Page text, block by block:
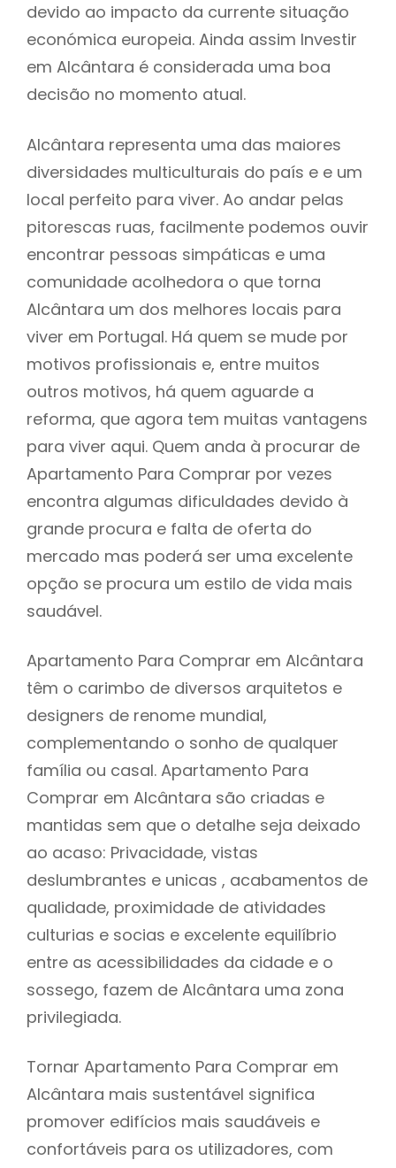
devido ao impacto da currente situação
económica europeia. Ainda assim Investir
em Alcântara é considerada uma boa
decisão no momento atual.
Alcântara representa uma das maiores
diversidades multiculturais do país e e um
local perfeito para viver. Ao andar pelas
pitorescas ruas, facilmente podemos ouvir
encontrar pessoas simpáticas e uma
comunidade acolhedora o que torna
Alcântara um dos melhores locais para
viver em Portugal. Há quem se mude por
motivos profissionais e, entre muitos
outros motivos, há quem aguarde a
reforma, que agora tem muitas vantagens
para viver aqui. Quem anda à procurar de
Apartamento Para Comprar por vezes
encontra algumas dificuldades devido à
grande procura e falta de oferta do
mercado mas poderá ser uma excelente
opção se procura um estilo de vida mais
saudável.
Apartamento Para Comprar em Alcântara
têm o carimbo de diversos arquitetos e
designers de renome mundial,
complementando o sonho de qualquer
família ou casal. Apartamento Para
Comprar em Alcântara são criadas e
mantidas sem que o detalhe seja deixado
ao acaso: Privacidade, vistas
deslumbrantes e unicas , acabamentos de
qualidade, proximidade de atividades
culturias e socias e excelente equilíbrio
entre as acessibilidades da cidade e o
sossego, fazem de Alcântara uma zona
privilegiada.
Tornar Apartamento Para Comprar em
Alcântara mais sustentável significa
promover edifícios mais saudáveis e
confortáveis para os utilizadores, com